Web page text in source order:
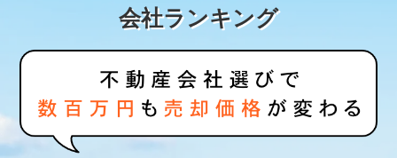
会社ランキング
不動産の売却・一括査定
家査定シミュレーター